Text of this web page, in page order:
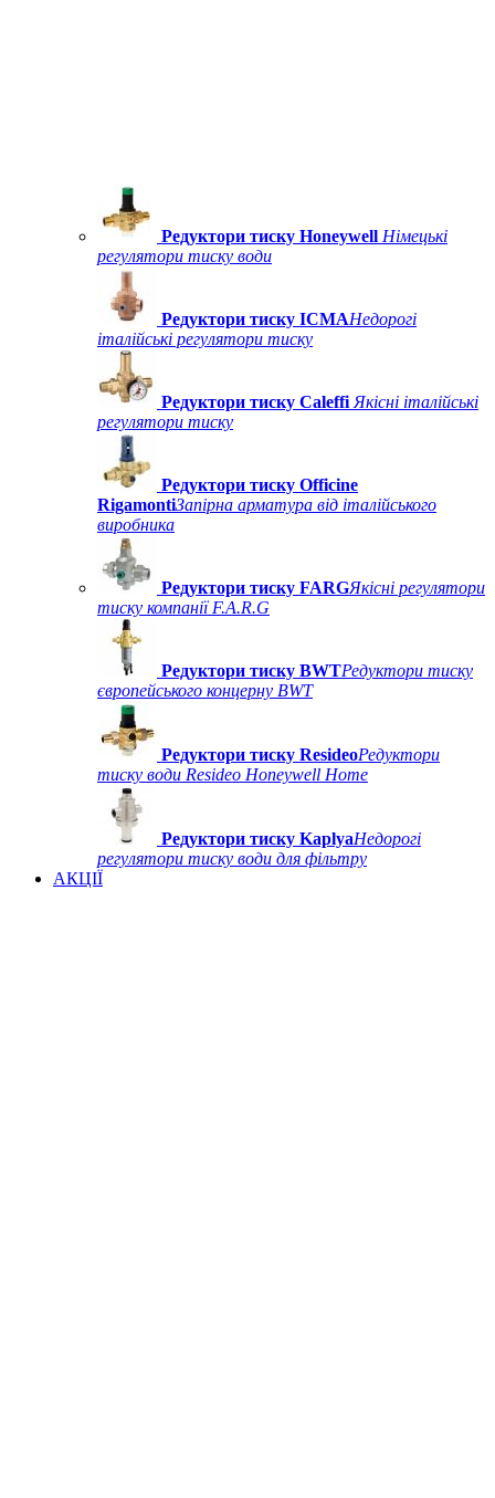
Редуктори тиску Honeywell Німецькі
регулятори тиску води
Редуктори тиску ICMAНедорогі
італійські регулятори тиску
Редуктори тиску Caleffi Якісні італійські
регулятори тиску
Редуктори тиску Officine
RigamontiЗапірна арматура від італійського
виробника
Редуктори тиску FARGЯкісні регулятори
тиску компанії F.A.R.G
Редуктори тиску BWTРедуктори тиску
європейського концерну BWT
Редуктори тиску ResideoРедуктори
тиску води Resideo Honeywell Home
Редуктори тиску KaplyaНедорогі
регулятори тиску води для фільтру
АКЦІЇ